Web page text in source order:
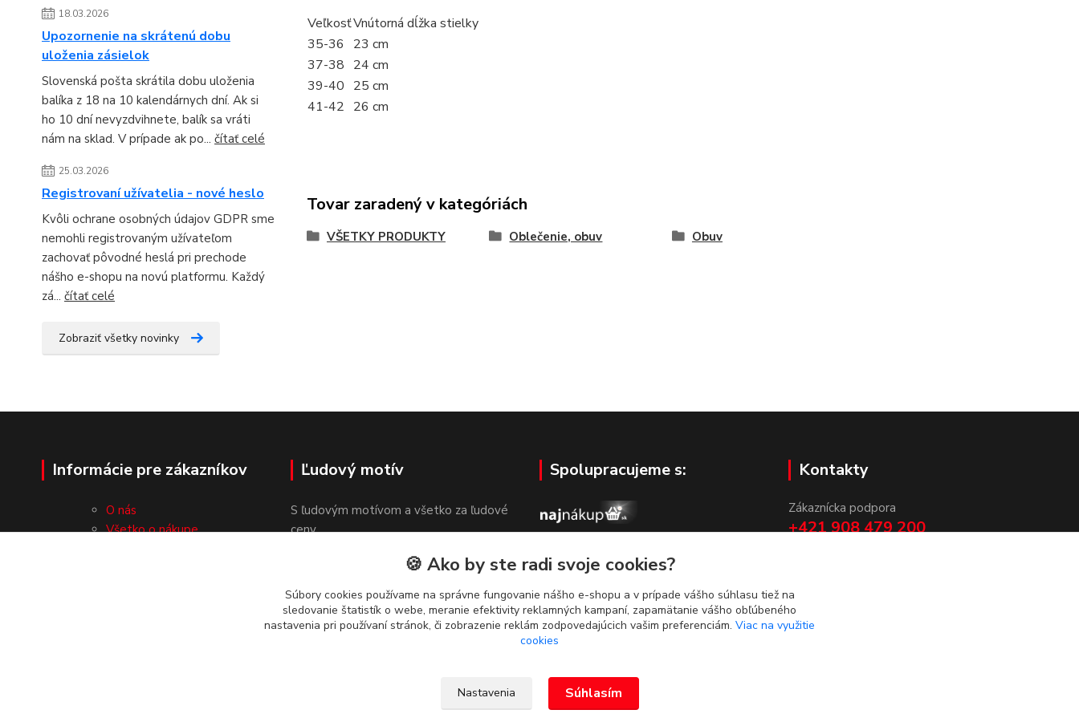
18.03.2026
Upozornenie na skrátenú dobu
uloženia zásielok
Slovenská pošta skrátila dobu uloženia
balíka z 18 na 10 kalendárnych dní. Ak si
ho 10 dní nevyzdvihnete, balík sa vráti
nám na sklad. V prípade ak po... čítať celé
25.03.2026
Registrovaní užívatelia - nové heslo
Kvôli ochrane osobných údajov GDPR sme
nemohli registrovaným užívateľom
zachovať pôvodné heslá pri prechode
nášho e-shopu na novú platformu. Každý
zá... čítať celé
Zobraziť všetky novinky
VeľkosťVnútorná dĺžka stielky
35-36
23 cm
37-38 24 cm
39-40 25 cm
41-42 26 cm
Tovar zaradený v kategóriách
VŠETKY PRODUKTY Oblečenie, obuv Obuv
Informácie pre zákazníkov
O nás
Všetko o nákupe
Ľudový motív
S ľudovým motívom a všetko za ľudové
ceny.
Spolupracujeme s: Kontakty
Zákaznícka podpora
+421 908 479 200
🍪 Ako by ste radi svoje cookies?
Súbory cookies používame na správne fungovanie nášho e-shopu a v prípade vášho súhlasu tiež na
sledovanie štatistík o webe, meranie efektivity reklamných kampaní, zapamätanie vášho obľúbeného
nastavenia pri používaní stránok, či zobrazenie reklám zodpovedajúcich vašim preferenciám. Viac na využitie
cookies
Nastavenia Súhlasím